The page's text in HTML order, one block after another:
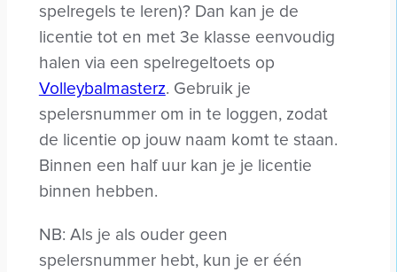
spelregels te leren)? Dan kan je de
licentie tot en met 3e klasse eenvoudig
halen via een spelregeltoets op
Volleybalmasterz. Gebruik je
spelersnummer om in te loggen, zodat
de licentie op jouw naam komt te staan.
Binnen een half uur kan je je licentie
binnen hebben.
NB: Als je als ouder geen
spelersnummer hebt, kun je er één